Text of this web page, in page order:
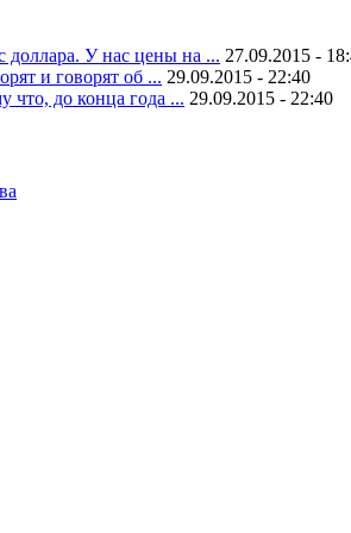
доллара. У нас цены на ... 27.09.2015 -
и говорят об ... 29.09.2015 - 22:40
что, до конца года ... 29.09.2015 - 22:40